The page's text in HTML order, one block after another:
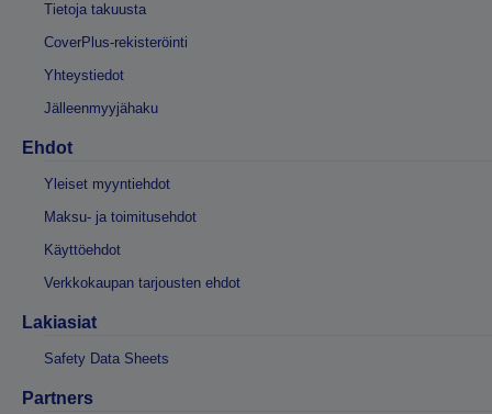
Tietoja takuusta
CoverPlus-rekisteröinti
Yhteystiedot
Jälleenmyyjähaku
Ehdot
Yleiset myyntiehdot
Maksu- ja toimitusehdot
Käyttöehdot
Verkkokaupan tarjousten ehdot
Lakiasiat
Safety Data Sheets
Partners